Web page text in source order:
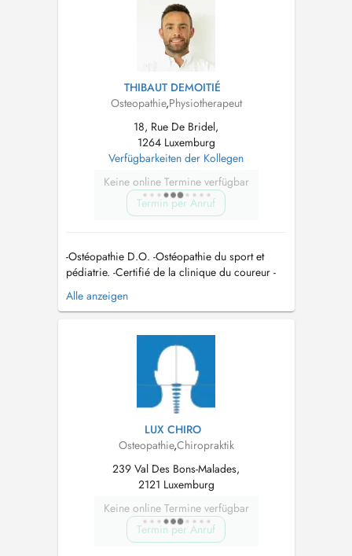
torticolis, scoliose... )....
THIBAUT DEMOITIÉ
Osteopathie,Physiotherapeut
18, Rue De Bridel,
1264 Luxemburg
Verfügbarkeiten der Kollegen
Keine online Termine verfügbar
Termin per Anruf
-Ostéopathie D.O. -Ostéopathie du sport et
pédiatrie. -Certifié de la clinique du coureur -
Thérapie Manuelle du sport ( crochetage,
ventouse,...) mail:
Alle anzeigen
LUX CHIRO
Osteopathie,Chiropraktik
239 Val Des Bons-Malades,
2121 Luxemburg
Keine online Termine verfügbar
Termin per Anruf